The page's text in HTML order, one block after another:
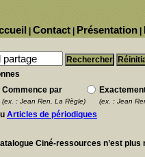
Présentation
Contact
Commence par
(ex. : Jean Ren, La Règle) (ex. : Jean
Articles de périodiques
Ciné-ressources n’est plus